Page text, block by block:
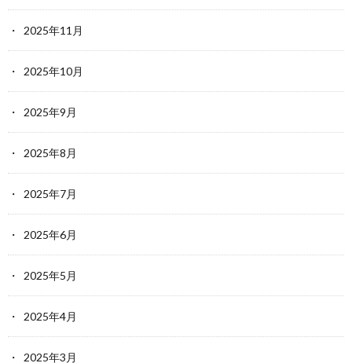
2025年11月
2025年10月
2025年9月
2025年8月
2025年7月
2025年6月
2025年5月
2025年4月
2025年3月